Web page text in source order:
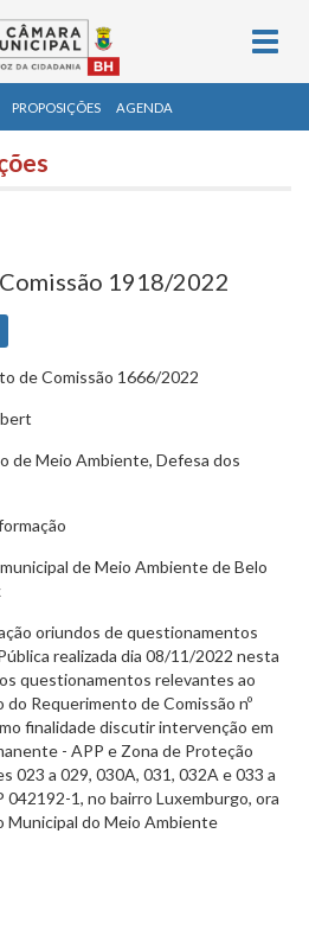
PROPOSIÇÕES AGENDA
1918/2022
de Comissão 1666/2022
de Meio Ambiente, Defesa dos
de Meio Ambiente de Belo
oriundos de questionamentos
realizada dia 08/11/2022 nesta
questionamentos relevantes ao
Requerimento de Comissão nº
finalidade discutir intervenção em
- APP e Zona de Proteção
023 a 029, 030A, 031, 032A e 033 a
042192-1, no bairro Luxemburgo, ora
Municipal do Meio Ambiente